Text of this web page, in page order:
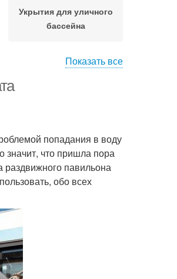
Укрытия для уличного
бассейна
Показать все
попадания в воду
значит, что пришла пора
павильона
обо всех